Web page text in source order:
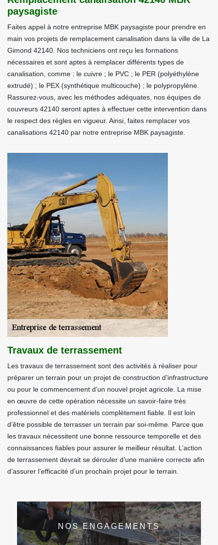
paysagiste
Faites appel à notre entreprise MBK paysagiste pour prendre en
main vos projets de remplacement canalisation dans la ville de La
Gimond 42140. Nos techniciens ont reçu les formations
nécessaires et sont aptes à remplacer différents types de
canalisation, comme : le cuivre ; le PVC ; le PER (polyéthylène
extrudé) ; le PEX (synthétique multicouche) ; le polypropylène.
Rassurez-vous, avec les méthodes adéquates, nos équipes de
couvreurs 42140 seront aptes à effectuer cette intervention dans
le respect des règles en vigueur. Ainsi, faites remplacer vos
canalisations 42140 par notre entreprise MBK paysagiste.
Travaux de terrassement
Les travaux de terrassement sont des activités à réaliser pour
préparer un terrain pour un projet de construction d’infrastructure
ou pour le commencement d’un nouvel projet agricole. La mise
en œuvre de cette opération nécessite un savoir-faire très
professionnel et des matériels complètement fiable. Il est loin
d’être possible de terrasser un terrain par soi-même. Parce que
les travaux nécessitent une bonne ressource temporelle et des
connaissances fiables pour assurer le meilleur résultat. L’action
de terrassement devrait se dérouler d’une manière correcte afin
d’assurer l’efficacité d’un prochain projet pour le terrain.
NOS ENGAGEMENTS